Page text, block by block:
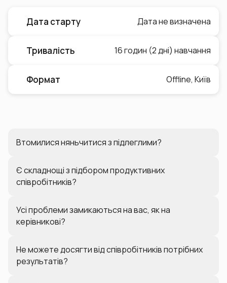
Дата старту Дата не визначена
Тривалість 16 годин (2 дні) навчання
Формат Offline, Київ
Втомилися няньчитися з підлеглими?
Є складнощі з підбором продуктивних
співробітників?
Усі проблеми замикаються на вас, як на
керівникові?
Не можете досягти від співробітників потрібних
результатів?